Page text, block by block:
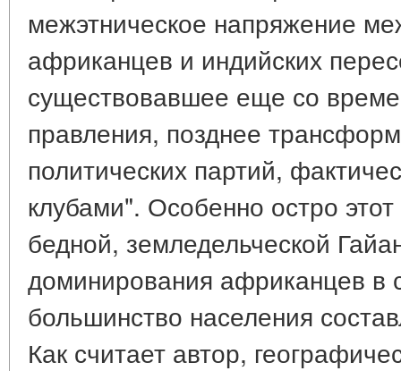
межэтническое напряжение
африканцев и индийских
существовавшее еще со
правления, позднее
политических партий,
клубами". Особенно остро
бедной, земледельческой
доминирования африканцев в
большинство населения
Как считает автор,